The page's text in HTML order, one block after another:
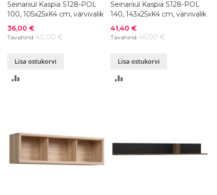
Seinariiul Kaspia S128-POL
100, 105x25xK4 cm, värvivalik
Soodushind
36,00 €
Tavahind 40,00 €
Lisa ostukorvi
Seinariiul Kaspia S128-POL
140, 143x25xK4 cm, värvivalik
Soodushind
41,40 €
Tavahind 46,00 €
Lisa ostukorvi